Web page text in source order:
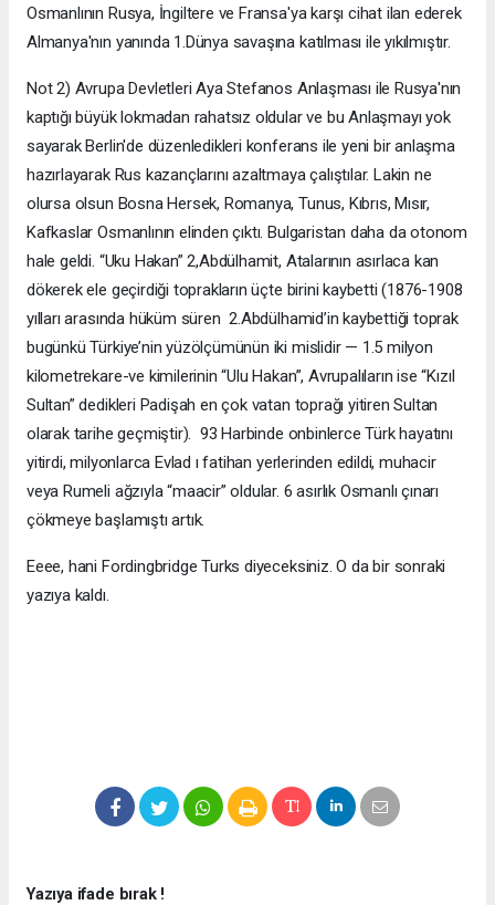
Osmanlının Rusya, İngiltere ve Fransa'ya karşı cihat ilan ederek
Almanya'nın yanında 1.Dünya savaşına katılması ile yıkılmıştır.
Not 2) Avrupa Devletleri Aya Stefanos Anlaşması ile Rusya'nın
kaptığı büyük lokmadan rahatsız oldular ve bu Anlaşmayı yok
sayarak Berlin'de düzenledikleri konferans ile yeni bir anlaşma
hazırlayarak Rus kazançlarını azaltmaya çalıştılar. Lakin ne
olursa olsun Bosna Hersek, Romanya, Tunus, Kıbrıs, Mısır,
Kafkaslar Osmanlının elinden çıktı. Bulgaristan daha da otonom
hale geldi. “Uku Hakan” 2,Abdülhamit, Atalarının asırlaca kan
dökerek ele geçirdiği toprakların üçte birini kaybetti (1876-1908
yılları arasında hüküm süren 2.Abdülhamid’in kaybettiği toprak
bugünkü Türkiye’nin yüzölçümünün iki mislidir — 1.5 milyon
kilometrekare-ve kimilerinin “Ulu Hakan”, Avrupalıların ise “Kızıl
Sultan” dedikleri Padişah en çok vatan toprağı yitiren Sultan
olarak tarihe geçmiştir). 93 Harbinde onbinlerce Türk hayatını
yitirdi, milyonlarca Evlad ı fatihan yerlerinden edildi, muhacir
veya Rumeli ağzıyla “maacir” oldular. 6 asırlık Osmanlı çınarı
çökmeye başlamıştı artık.
Eeee, hani Fordingbridge Turks diyeceksiniz. O da bir sonraki
yazıya kaldı.
Yazıya ifade bırak !